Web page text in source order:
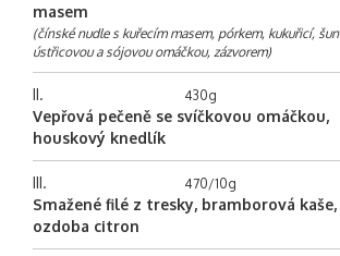
masem
(čínské nudle s kuřecím masem, pórkem, kukuřicí,
ústřicovou a sójovou omáčkou, zázvorem)
II. 430g
Vepřová pečeně se svíčkovou omáčkou,
houskový knedlík
III. 470/10g
Smažené filé z tresky, bramborová kaše,
ozdoba citron